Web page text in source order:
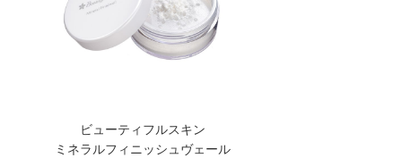
ビューティフルスキン
ミネラルフィニッシュヴェール